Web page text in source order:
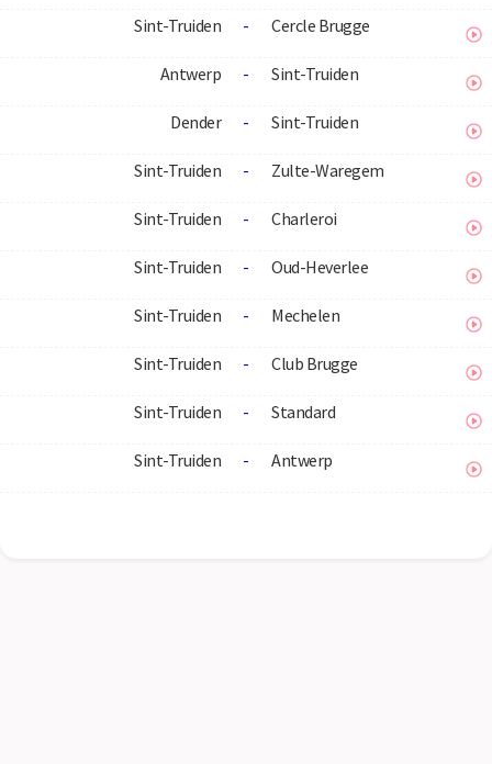
Sint-Truiden - Cercle Brugge
Antwerp - Sint-Truiden
Dender - Sint-Truiden
Sint-Truiden - Zulte-Waregem
Sint-Truiden - Charleroi
Sint-Truiden - Oud-Heverlee
Sint-Truiden - Mechelen
Sint-Truiden - Club Brugge
Sint-Truiden - Standard
Sint-Truiden - Antwerp